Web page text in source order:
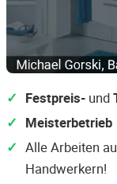
Festpreis- und
Meisterbetrieb
Alle Arbeiten
Handwerkern!